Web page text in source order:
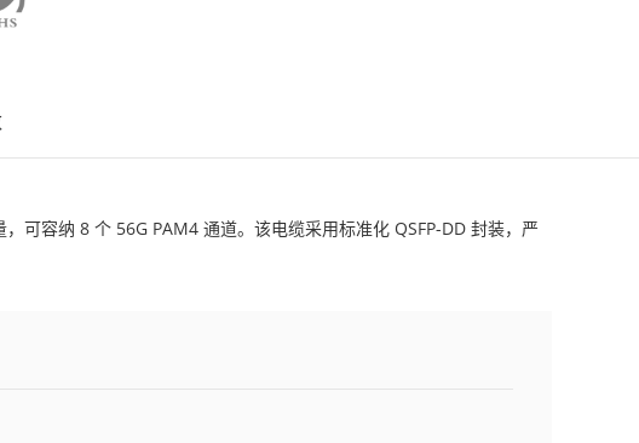
可容纳 8 个 56G PAM4 通道。该电缆采用标准化 QSFP-DD 封装，严